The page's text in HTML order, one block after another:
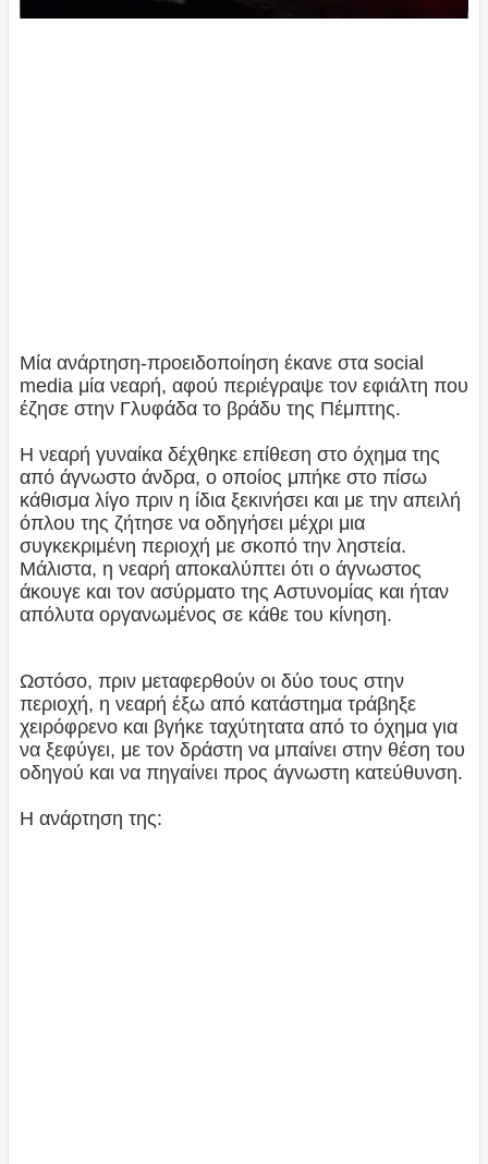
Μία ανάρτηση-προειδοποίηση έκανε στα social
media μία νεαρή, αφού περιέγραψε τον εφιάλτη που
έζησε στην Γλυφάδα το βράδυ της Πέμπτης.
Η νεαρή γυναίκα δέχθηκε επίθεση στο όχημα της
από άγνωστο άνδρα, ο οποίος μπήκε στο πίσω
κάθισμα λίγο πριν η ίδια ξεκινήσει και με την απειλή
όπλου της ζήτησε να οδηγήσει μέχρι μια
συγκεκριμένη περιοχή με σκοπό την ληστεία.
Μάλιστα, η νεαρή αποκαλύπτει ότι ο άγνωστος
άκουγε και τον ασύρματο της Αστυνομίας και ήταν
απόλυτα οργανωμένος σε κάθε του κίνηση.
Ωστόσο, πριν μεταφερθούν οι δύο τους στην
περιοχή, η νεαρή έξω από κατάστημα τράβηξε
χειρόφρενο και βγήκε ταχύτητατα από το όχημα για
να ξεφύγει, με τον δράστη να μπαίνει στην θέση του
οδηγού και να πηγαίνει προς άγνωστη κατεύθυνση.
Η ανάρτηση της: